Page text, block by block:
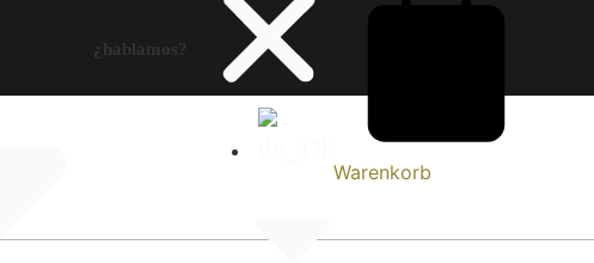
¿hablamos?
Warenkorb